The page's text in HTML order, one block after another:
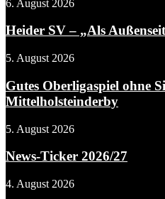
6. August 2026
Heider SV – „Als
5. August 2026
Gutes Oberligaspiel ohne
Mittelholsteinderby
5. August 2026
News-Ticker 2026/27
4. August 2026